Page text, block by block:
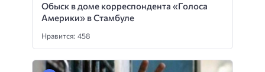
Обыск в доме корреспондента «Голоса
Америки» в Стамбуле
Нравится: 458